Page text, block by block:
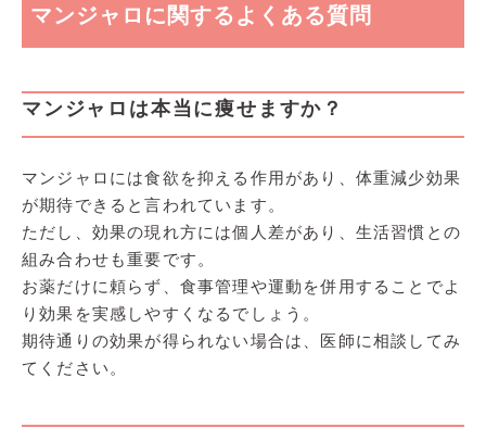
マンジャロに関するよくある質問
マンジャロは本当に痩せますか？
マンジャロには食欲を抑える作用があり、体重減少効果
が期待できると言われています。
ただし、効果の現れ方には個人差があり、生活習慣との
組み合わせも重要です。
お薬だけに頼らず、食事管理や運動を併用することでよ
り効果を実感しやすくなるでしょう。
期待通りの効果が得られない場合は、医師に相談してみ
てください。